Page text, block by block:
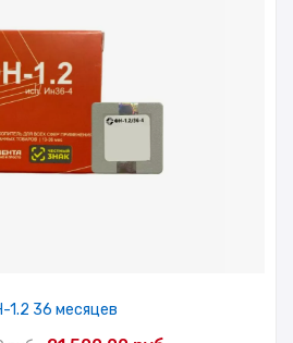
1.2 36 месяцев